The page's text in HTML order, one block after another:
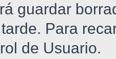
guardar
Para
de Usuario.